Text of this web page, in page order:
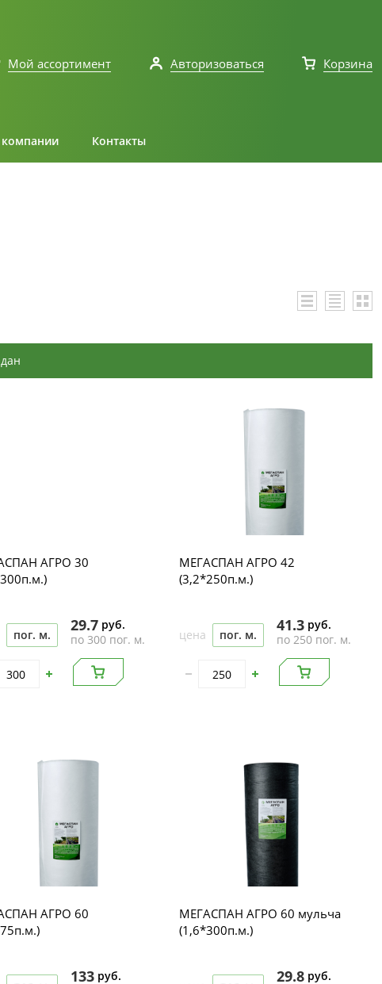
Мой ассортимент Авторизоваться Корзина
Контакты
АГРО 30
пог. м.
29.7 руб.
по 300 пог. м.
МЕГАСПАН АГРО 42
(3,2*250п.м.)
цена пог. м.
41.3 руб.
по 250 пог. м.
АГРО 60
133 руб.
МЕГАСПАН АГРО 60 мульча
(1,6*300п.м.)
29.8 руб.